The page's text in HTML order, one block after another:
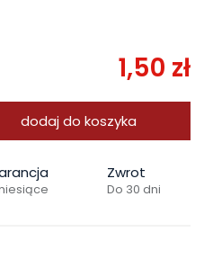
1,50 zł
dodaj do koszyka
Zwrot
Do 30 dni